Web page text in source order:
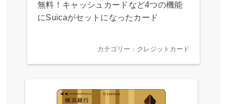
無料！キャッシュカードなど4つの機能
にSuicaがセットになったカード
カテゴリー：クレジットカード